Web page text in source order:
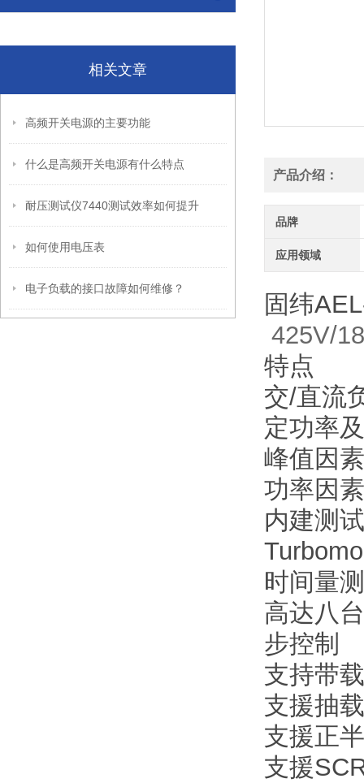
相关文章
高频开关电源的主要功能
什么是高频开关电源有什么特点
耐压测试仪7440测试效率如何提升
如何使用电压表
电子负载的接口故障如何维修？
产品介绍：
品牌
应用领域
固纬
425V/
特点
交/直流
定功率
峰值因
功率因
内建测
时间量
高达八
步控制
支持带
支援抽
支援正
支援